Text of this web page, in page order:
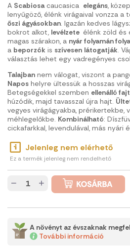
A Scabiosacaucasica elegáns,
lenyűgöző, élénk virágaival vonzza
őszi ágyásokban. Igazán kedves
bokrot alkot, levélzete élénk zöld és
magas szárakon, a nyár folyamán
a beporzók is szívesen látogatják.
választás lehet egy vadregényes
Talajban nem válogat, viszont a
Napos helyre ültessük a hosszas
Betegségekkel szemben ellenálló
húzódik, majd tavasszal újra hajt.
vegyes virágágyakba, prérikertekbe,
méhlegelőkbe. Kombinálható:
cickafarkkal, levendulával, más nyári
Jelenleg nem elérhető
Ez a termék jelenleg nem rendelhető
− +
A növényt az évszaknak
További információ